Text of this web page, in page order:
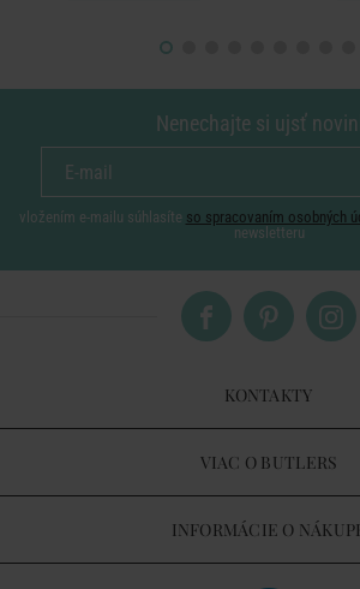
Nenechajte si ujsť
vložením e-mailu súhlasíte so spracovaním osobných
newsletteru
KONTAKTY
VIAC O BUTLERS
INFORMÁCIE O